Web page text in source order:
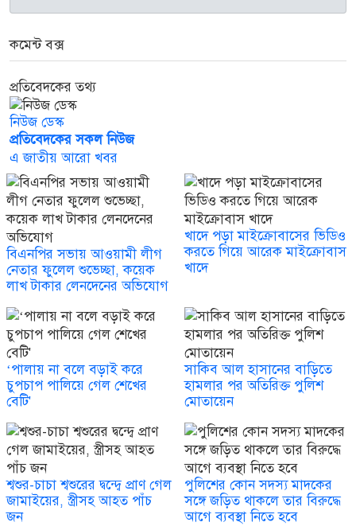
কমেন্ট বক্স
প্রতিবেদকের তথ্য
নিউজ ডেস্ক
প্রতিবেদকের সকল নিউজ
এ জাতীয় আরো খবর
বিএনপির সভায় আওয়ামী লীগ
নেতার ফুলেল শুভেচ্ছা, কয়েক
লাখ টাকার লেনদেনের অভিযোগ
খাদে পড়া মাইক্রোবাসের ভিডিও
করতে গিয়ে আরেক মাইক্রোবাস
খাদে
‘পালায় না বলে বড়াই করে
চুপচাপ পালিয়ে গেল শেখের
বেটি'
সাকিব আল হাসানের বাড়িতে
হামলার পর অতিরিক্ত পুলিশ
মোতায়েন
শ্বশুর-চাচা শ্বশুরের দ্বন্দ্বে প্রাণ গেল
জামাইয়ের, স্ত্রীসহ আহত পাঁচ
জন
পুলিশের কোন সদস্য মাদকের
সঙ্গে জড়িত থাকলে তার বিরুদ্ধে
আগে ব্যবস্থা নিতে হবে